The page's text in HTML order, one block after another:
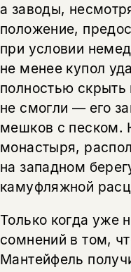
а заводы,
положение,
при условии
не менее купол
полностью
не смогли — его
мешков с песком.
монастыря,
на западном
камуфляжной
Только когда уже
сомнений в том,
Мантейфель